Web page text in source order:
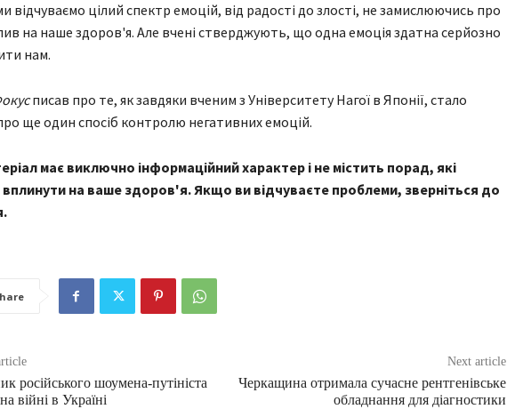
відчуваємо цілий спектр емоцій, від радості до злості, не замислюючись про
на наше здоров'я. Але вчені стверджують, що одна емоція здатна серйозно
нам.
писав про те, як завдяки вченим з Університету Нагої в Японії, стало
ще один спосіб контролю негативних емоцій.
має виключно інформаційний характер і не містить порад, які
на ваше здоров'я. Якщо ви відчуваєте проблеми, зверніться до
російського шоумена-путініста
війні в Україні
Next article
Черкащина отримала сучасне рентгенівське
обладнання для діагностики